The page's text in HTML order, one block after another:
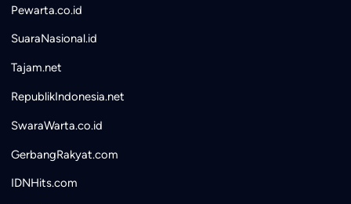
Pewarta.co.id
SuaraNasional.id
Tajam.net
RepublikIndonesia.net
SwaraWarta.co.id
GerbangRakyat.com
IDNHits.com